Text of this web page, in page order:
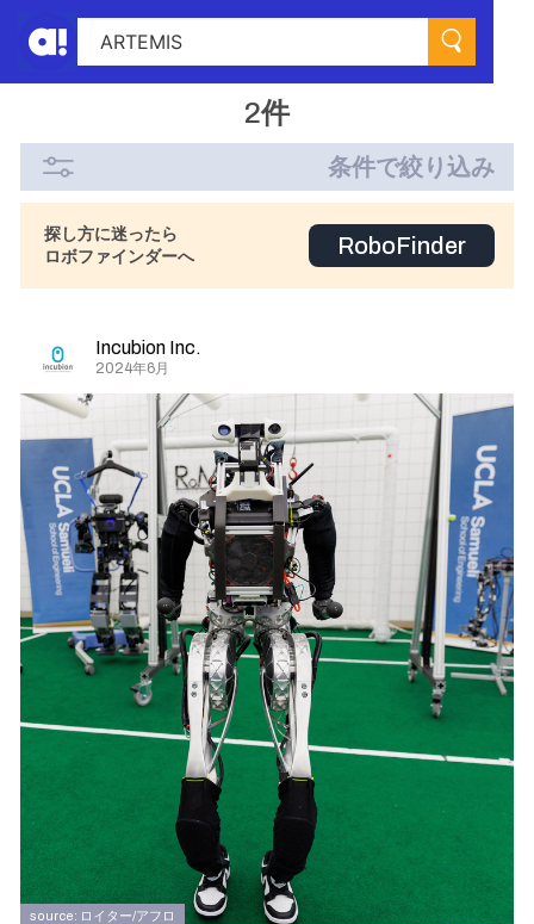
2件
条件で絞り込み
探し方に迷ったら
ロボファインダーへ
RoboFinder
Incubion Inc.
2024年6月
source: ロイター/アフロ